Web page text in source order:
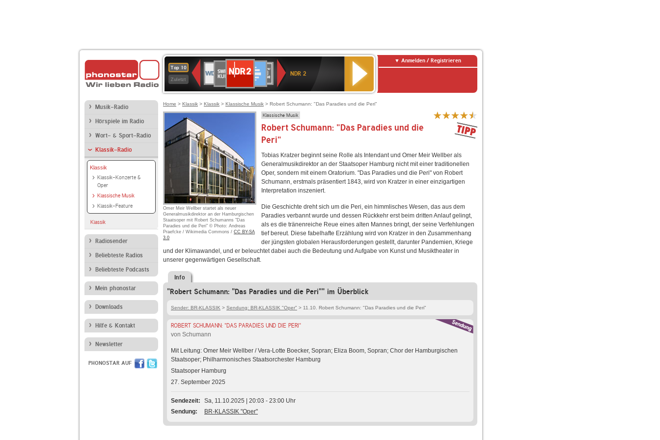
Top 10
Zuletzt
Deutschlandfunk
80er
90er
OLDIE
ANTENNE
SWR3
WDR
4
BR-
KLASSIK
Deutschlandfunk
Kultur
ANTENNE
BAYERN
2
Kultur
2
NDR 2
Anmelden / Registrieren
Musik-Radio
Hörspiele im Radio
Wort- & Sport-Radio
Klassik-Radio
Klassik
Klassik-Konzerte &
Oper
Klassische Musik
Klassik-Feature
Klassik
Radiosender
Beliebteste Radios
Beliebteste Podcasts
Mein phonostar
Downloads
Hilfe & Kontakt
Newsletter
PHONOSTAR AUF
Home > Klassik > Klassik > Klassische Musik > Robert Schumann: "Das Paradies und die Peri"
Omer Meir Wellber startet als neuer
Generalmusikdirektor an der Hamburgischen
Staatsoper mit Robert Schumanns "Das
Paradies und die Peri" © Photo: Andreas
Praefcke / Wikimedia Commons / CC BY-SA
3.0
Klassische Musik
Robert Schumann: "Das Paradies und die
Peri"
Tobias Kratzer beginnt seine Rolle als Intendant und Omer Meir Wellber als
Generalmusikdirektor an der Staatsoper Hamburg nicht mit einer traditionellen
Oper, sondern mit einem Oratorium. "Das Paradies und die Peri" von Robert
Schumann, erstmals präsentiert 1843, wird von Kratzer in einer einzigartigen
Interpretation inszeniert.
Die Geschichte dreht sich um die Peri, ein himmlisches Wesen, das aus dem
Paradies verbannt wurde und dessen Rückkehr erst beim dritten Anlauf gelingt,
als es die tränenreiche Reue eines alten Mannes bringt, der seine Verfehlungen
tief bereut. Diese fabelhafte Erzählung wird von Kratzer in den Zusammenhang
der jüngsten globalen Herausforderungen gestellt, darunter Pandemien, Kriege
und der Klimawandel, und er beleuchtet dabei auch die Bedeutung und Aufgabe von Kunst und Musiktheater in
unserer gegenwärtigen Gesellschaft.
Info
"Robert Schumann: "Das Paradies und die Peri"" im Überblick
Sender: BR-KLASSIK > Sendung: BR-KLASSIK "Oper" > 11.10. Robert Schumann: "Das Paradies und die Peri"
ROBERT SCHUMANN: "DAS PARADIES UND DIE PERI"
von Schumann
Mit Leitung: Omer Meir Wellber / Vera-Lotte Boecker, Sopran; Eliza Boom, Sopran; Chor der Hamburgischen
Staatsoper; Philharmonisches Staatsorchester Hamburg
Staatsoper Hamburg
27. September 2025
Sendezeit
Sa, 11.10.2025 | 20:03 - 23:00 Uhr
Sendung
BR-KLASSIK "Oper"